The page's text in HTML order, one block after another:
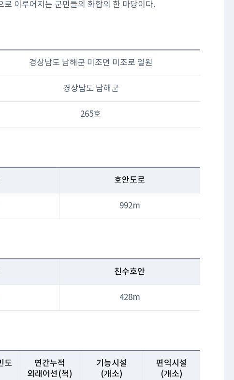
이루어지는 군민들의 화합의 한 마당이다.
경상남도 남해군 미조면 미조로 일원
경상남도 남해군
265호
호안도로
992m
친수호안
428m
도
연간누적
외래어선(척)
기능시설
(개소)
편익시설
(개소)